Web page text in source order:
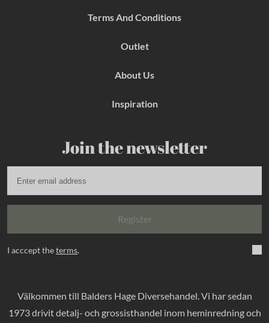
Terms And Conditions
Outlet
About Us
Inspiration
Join the newsletter
Register
I acccept theterms.
Välkommen till Balders Hage Diversehandel. Vi har sedan
1973 drivit detalj- och grossisthandel inom heminredning och